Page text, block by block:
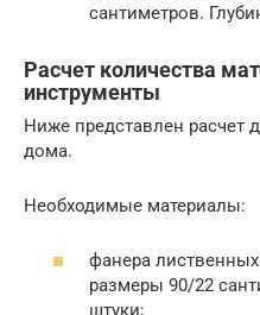
сантиметров.
Расчет количества
инструменты
Ниже представлен расчет
дома.
Необходимые материалы:
фанера
размеры 90/22
штуки;